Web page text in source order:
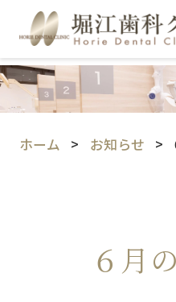
ホーム お知らせ
６月